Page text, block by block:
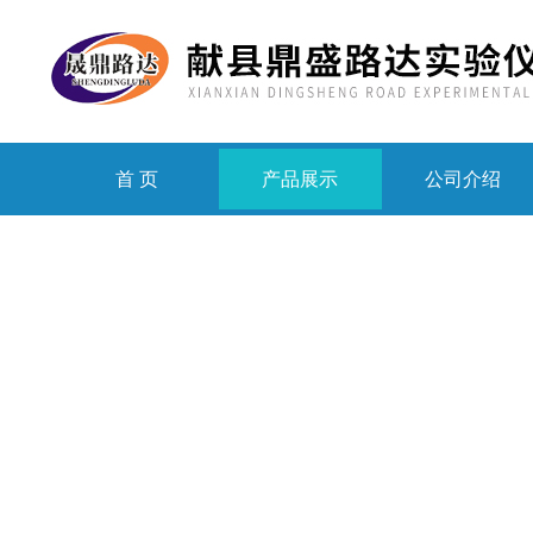
首 页 产品展示 公司介绍